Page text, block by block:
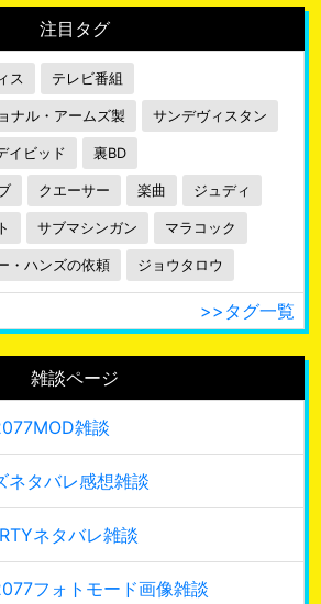
注目タグ
ス テレビ番組
ナル・アームズ製 サンデヴィスタン
イビッド 裏BD
クエーサー 楽曲 ジュディ
サブマシンガン マラコック
・ハンズの依頼 ジョウタロウ
>>タグ一覧
雑談ページ
雑談
ネタバレ感想雑談
ネタバレ雑談
フォトモード画像雑談